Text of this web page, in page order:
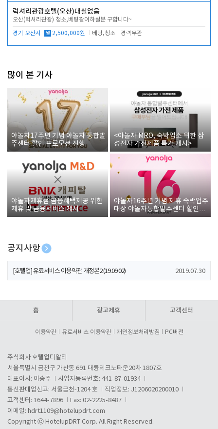
럭셔리관광호텔(오산)대실없음
오산(럭셔리관광) 청소,베팅같이하실분 구합니다~
경기 오산시 월 2,500,000원 베팅,청소 경력무관
많이 본 기사
야놀자17주년 기념 야놀자 통합발
주센터 할인 프로모션 진행
<야놀자 MRO, 숙박업소 위한 삼
성전자 가전제품 특가 개시>
야놀자제휴점 금융혜택제공 위한
제휴 및 금융서비스 게시
야놀자16주년 기념 제휴 숙박업주
대상 야놀자통합발주센터 할인쿠
폰 증정
공지사항
[호텔업] 개인정보 처리방침 개정본1 (19.09.02)
[호텔업] 유료서비스 이용약관 개정본2 (19.09.02) 2019.07.30
홈 광고제휴 고객센터
이용약관 유료서비스 이용약관 개인정보처리방침 PC버전
주식회사 호텔업디알티
서울특별시 금천구 가산동 691 대륭테크노타운20차 1807호
대표이사: 이송주
사업자등록번호: 441-87-01934
통신판매업신고: 서울금천-1204 호
직업정보: J1206020200010
고객센터: 1644-7896
Fax: 02-2225-8487
이메일: hdrt1109@hotelupdrt.com
Copyright ⓒ HotelupDRT Corp. All Right Reserved.